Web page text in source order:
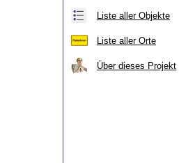
Liste aller Objekte
Liste aller Orte
Über dieses Projekt